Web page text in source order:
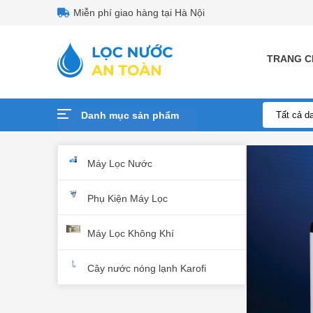
Miễn phí giao hàng tại Hà Nội
TRANG
Danh mục sản phẩm
Máy Lọc Nước
Máy Lọc
Phụ Kiện Máy Lọc
Máy Lọc Không Khí
Máy lọc
Cây nước nóng lạnh Karofi
Cây nước